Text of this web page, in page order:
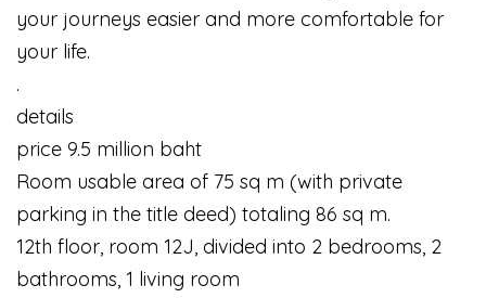
your journeys easier and more comfortable for
your life.
.
details
price 9.5 million baht
Room usable area of 75 sq m (with private
parking in the title deed) totaling 86 sq m.
12th floor, room 12J, divided into 2 bedrooms, 2
bathrooms, 1 living room